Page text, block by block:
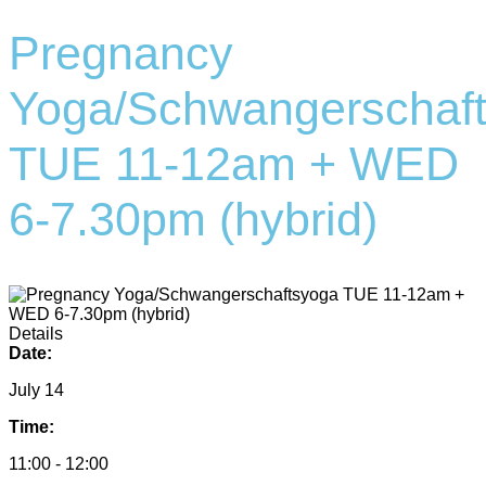
Pregnancy
Yoga/
TUE 11-12am + WED
6-7.30pm (hybrid)
Details
Date:
July 14
Time:
11:00 - 12:00